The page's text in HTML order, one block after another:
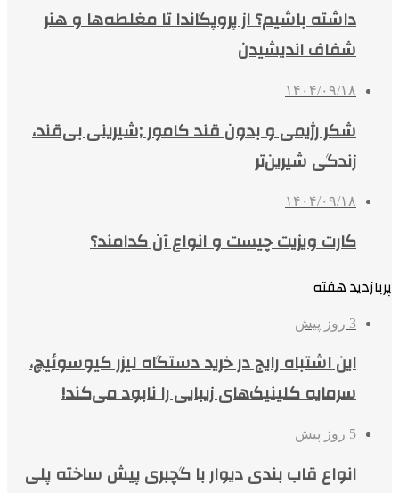
داشته باشیم؟ از پروپگاندا تا مغلطه‌ها و هنر
شفاف اندیشیدن
۱۴۰۴/۰۹/۱۸
شکر رژیمی و بدون قند کامور ;شیرینی بی‌قند،
زندگی شیرین‌تر
۱۴۰۴/۰۹/۱۸
کارت ویزیت چیست و انواع آن کدامند؟
پربازدید هفته
3 روز پیش
این اشتباه رایج در خرید دستگاه لیزر کیوسوئیچ،
سرمایه کلینیک‌های زیبایی را نابود می‌کند!
5 روز پیش
انواع قاب بندی دیوار با گچبری پیش ساخته پلی